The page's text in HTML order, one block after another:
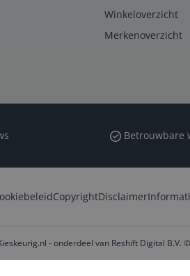
Winkeloverzicht
Merkenoverzicht
Betrouwbare
CopyrightDisclaimer
- onderdeel van Reshift Digital B.V.